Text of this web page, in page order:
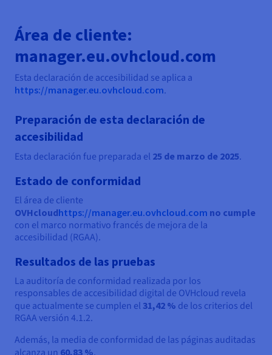
Área de cliente:
manager.eu.ovhcloud.com
Esta declaración de accesibilidad se aplica a
https://manager.eu.ovhcloud.com.
Preparación de esta declaración de
accesibilidad
Esta declaración fue preparada el 25 de marzo de 2025.
Estado de conformidad
El área de cliente
OVHcloudhttps://manager.eu.ovhcloud.com no cumple
con el marco normativo francés de mejora de la
accesibilidad (RGAA).
Resultados de las pruebas
La auditoría de conformidad realizada por los
responsables de accesibilidad digital de OVHcloud revela
que actualmente se cumplen el 31,42 % de los criterios del
RGAA versión 4.1.2.
Además, la media de conformidad de las páginas auditadas
60,83 %